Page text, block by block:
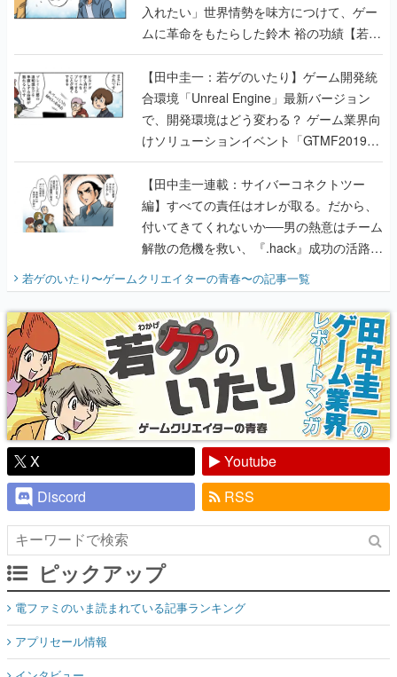
【田中圭一：若ゲのいたり】ゲーム開発統
合環境「Unreal Engine」最新バージョン
で、開発環境はどう変わる？ ゲーム業界向
けソリューションイベント「GTMF2019」
に行って、より理解を深めよう【PR】
【田中圭一連載：サイバーコネクトツー
編】すべての責任はオレが取る。だから、
付いてきてくれないか──男の熱意はチーム
解散の危機を救い、『.hack』成功の活路を
開く。業界の快男児・松山 洋に流れる血は
『少年ジャンプ』色だった【若ゲのいた
り】
若ゲのいたり〜ゲームクリエイターの青春〜の記事一覧
X
Youtube
Discord
RSS
ピックアップ
電ファミのいま読まれている記事ランキング
アプリセール情報
インタビュー
連載・特集一覧